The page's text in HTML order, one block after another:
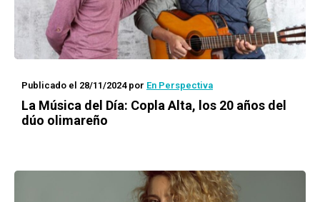
Publicado el 28/11/2024por En Perspectiva
La Música del Día: Copla Alta, los 20 años del
dúo olimareño